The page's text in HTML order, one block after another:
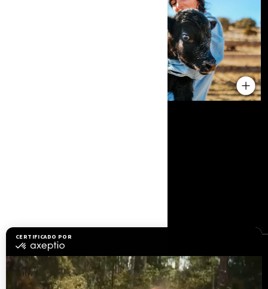
RECURSOS
Precisa de ajuda?
Junte-se à rede de